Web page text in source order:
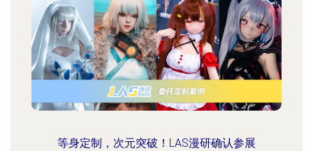
等身定制，次元突破！LAS漫研确认参展